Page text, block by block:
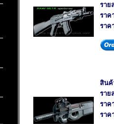
ราย
ราค
ราค
สินค้
ราย
ราค
ราค